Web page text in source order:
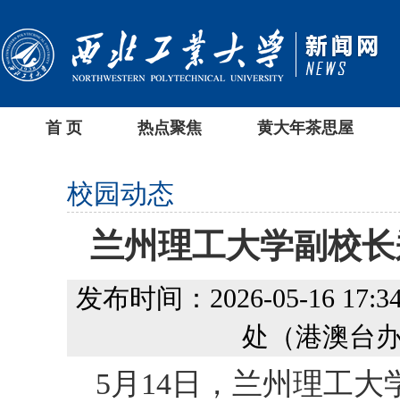
首 页 热点聚焦 黄大年茶思屋
校园动态
兰州理工大学副校
发布时间：2026-05-16
处（港澳台
5月14日，兰州理工